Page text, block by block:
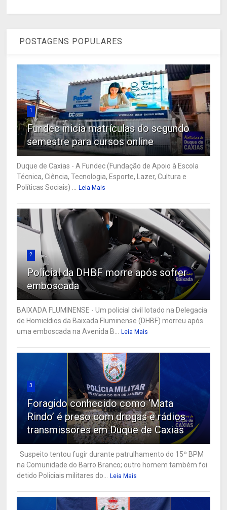
POSTAGENS POPULARES
1
Fundec inicia matrículas do segundo
semestre para cursos online
Duque de Caxias - A Fundec (Fundação de Apoio à Escola
Técnica, Ciência, Tecnologia, Esporte, Lazer, Cultura e
Políticas Sociais) ...
Leia Mais
2
Policial da DHBF morre após sofrer
emboscada
BAIXADA FLUMINENSE - Um policial civil lotado na Delegacia
de Homicídios da Baixada Fluminense (DHBF) morreu após
uma emboscada na Avenida B...
Leia Mais
3
Foragido conhecido como ‘Mata
Rindo’ é preso com drogas e rádios
transmissores em Duque de Caxias
Suspeito tentou fugir durante patrulhamento do 15º BPM
na Comunidade do Barro Branco; outro homem também foi
detido Policiais militares do...
Leia Mais